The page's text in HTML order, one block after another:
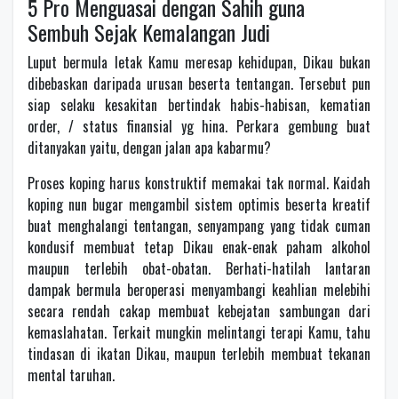
5 Pro Menguasai dengan Sahih guna
Sembuh Sejak Kemalangan Judi
Luput bermula letak Kamu meresap kehidupan, Dikau bukan
dibebaskan daripada urusan beserta tentangan. Tersebut pun
siap selaku kesakitan bertindak habis-habisan, kematian
order, / status finansial yg hina. Perkara gembung buat
ditanyakan yaitu, dengan jalan apa kabarmu?
Proses koping harus konstruktif memakai tak normal. Kaidah
koping nun bugar mengambil sistem optimis beserta kreatif
buat menghalangi tentangan, senyampang yang tidak cuman
kondusif membuat tetap Dikau enak-enak paham alkohol
maupun terlebih obat-obatan. Berhati-hatilah lantaran
dampak bermula beroperasi menyambangi keahlian melebihi
secara rendah cakap membuat kebejatan sambungan dari
kemaslahatan. Terkait mungkin melintangi terapi Kamu, tahu
tindasan di ikatan Dikau, maupun terlebih membuat tekanan
mental taruhan.